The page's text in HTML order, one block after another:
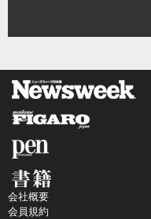
会社概要
会員規約